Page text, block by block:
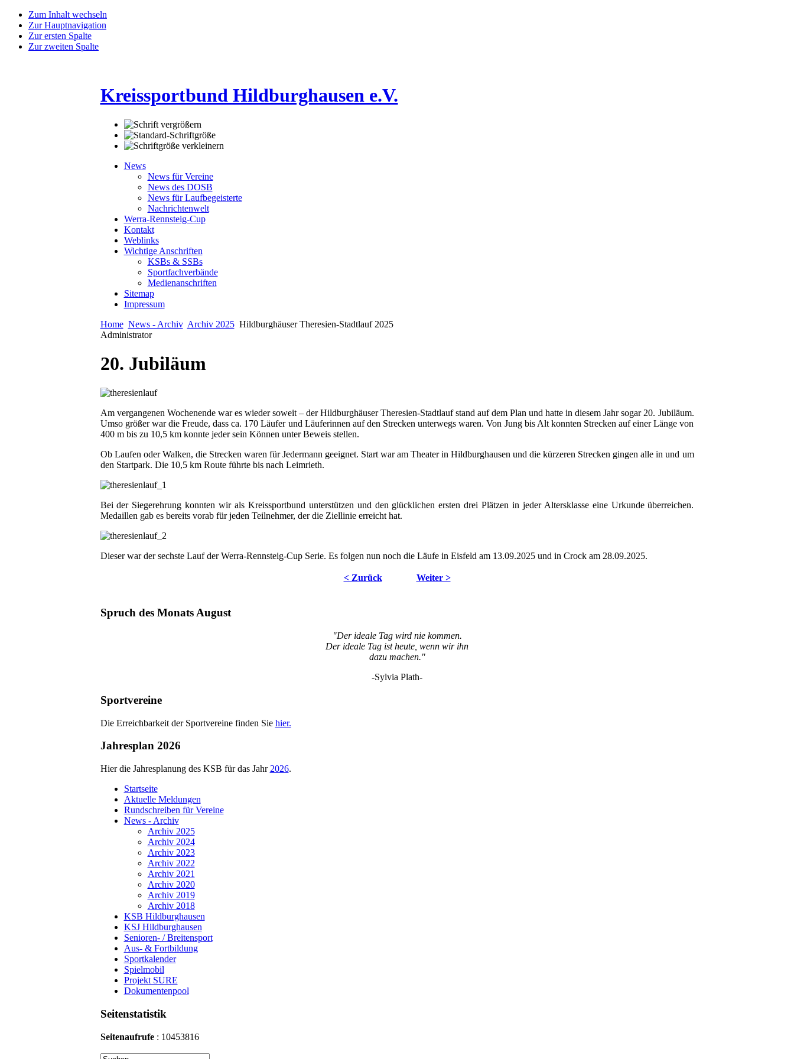
Zum Inhalt wechseln
Zur Hauptnavigation
Zur ersten Spalte
Zur zweiten Spalte
Kreissportbund Hildburghausen e.V.
News
News für Vereine
News des DOSB
News für Laufbegeisterte
Nachrichtenwelt
Werra-Rennsteig-Cup
Kontakt
Weblinks
Wichtige Anschriften
KSBs & SSBs
Sportfachverbände
Medienanschriften
Sitemap
Impressum
Home News - Archiv Archiv 2025 Hildburghäuser Theresien-Stadtlauf 2025
Administrator
20. Jubiläum
Am vergangenen Wochenende war es wieder soweit – der Hildburghäuser Theresien-Stadtlauf stand auf dem Plan und hatte in diesem Jahr sogar 20. Jubiläum.
Umso größer war die Freude, dass ca. 170 Läufer und Läuferinnen auf den Strecken unterwegs waren. Von Jung bis Alt konnten Strecken auf einer Länge von
400 m bis zu 10,5 km konnte jeder sein Können unter Beweis stellen.
Ob Laufen oder Walken, die Strecken waren für Jedermann geeignet. Start war am Theater in Hildburghausen und die kürzeren Strecken gingen alle in und um
den Startpark. Die 10,5 km Route führte bis nach Leimrieth.
Bei der Siegerehrung konnten wir als Kreissportbund unterstützen und den glücklichen ersten drei Plätzen in jeder Altersklasse eine Urkunde überreichen.
Medaillen gab es bereits vorab für jeden Teilnehmer, der die Ziellinie erreicht hat.
Dieser war der sechste Lauf der Werra-Rennsteig-Cup Serie. Es folgen nun noch die Läufe in Eisfeld am 13.09.2025 und in Crock am 28.09.2025.
< Zurück Weiter >
Spruch des Monats August
"Der ideale Tag wird nie kommen.
Der ideale Tag ist heute, wenn wir ihn
dazu machen."
-Sylvia Plath-
Sportvereine
Die Erreichbarkeit der Sportvereine finden Sie hier.
Jahresplan 2026
Hier die Jahresplanung des KSB für das Jahr 2026.
Startseite
Aktuelle Meldungen
Rundschreiben für Vereine
News - Archiv
Archiv 2025
Archiv 2024
Archiv 2023
Archiv 2022
Archiv 2021
Archiv 2020
Archiv 2019
Archiv 2018
KSB Hildburghausen
KSJ Hildburghausen
Senioren- / Breitensport
Aus- & Fortbildung
Sportkalender
Spielmobil
Projekt SURE
Dokumentenpool
Seitenstatistik
Seitenaufrufe: 10453816